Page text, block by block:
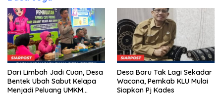
Dari Limbah Jadi Cuan, Desa
Bentek Ubah Sabut Kelapa
Menjadi Peluang UMKM
Desa Baru Tak Lagi Sekadar
Wacana, Pemkab KLU Mulai
Siapkan Pj Kades